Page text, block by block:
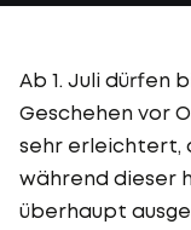
Ab 1. Juli dürfen
Geschehen vor
sehr erleichtert,
während dieser
überhaupt